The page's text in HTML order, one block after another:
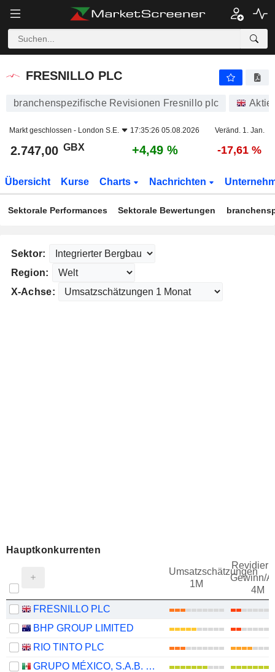
FRESNILLO PLC
FRESNILLO PLC
branchenspezifische Revisionen Fresnillo plc
Markt geschlossen - London S.E. 17:35:26 05.08.2026 Veränd. 1. Jan.
2.747,00 GBX +4,49 % -17,61 %
Übersicht Kurse Charts Nachrichten
Sektorale Performances Sektorale Bewertungen
Sektor:
Region:
X-Achse:
Hauptkonkurrenten
Umsatzschätzungen
1M
Gewinn/
4M
FRESNILLO PLC
BHP GROUP LIMITED
RIO TINTO PLC
GRUPO MÉXICO, S.A.B. DE C.V.